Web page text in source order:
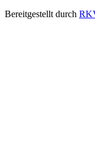
Bereitgestellt durch